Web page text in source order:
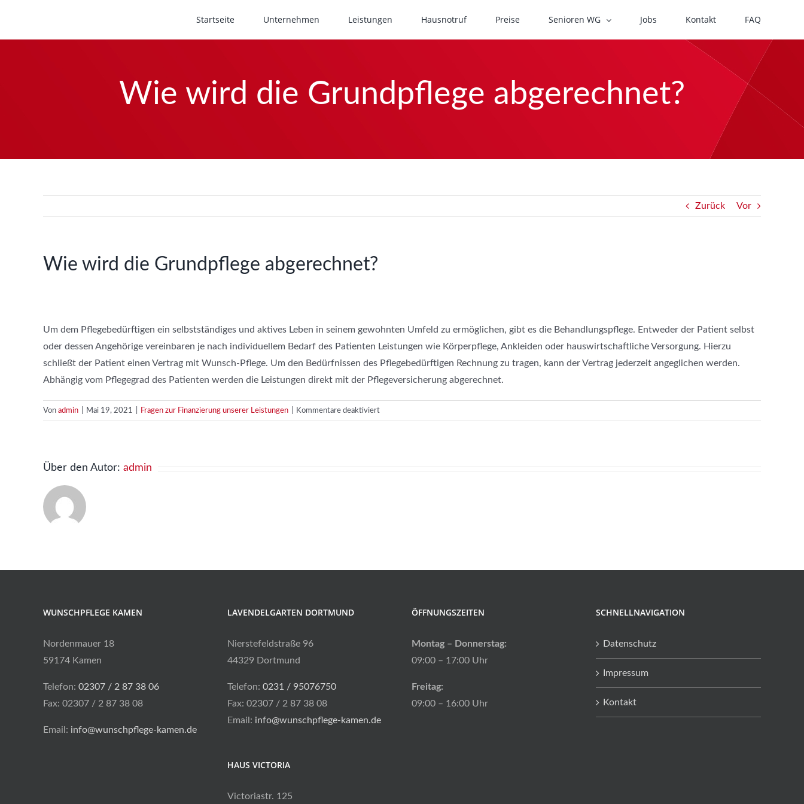
springen
Startseite Unternehmen Leistungen Hausnotruf Preise Senioren WG Jobs Kontakt FAQ
Wie wird die Grundpflege abgerechnet?
Zurück Vor
Wie wird die Grundpflege abgerechnet?
Um dem Pflegebedürftigen ein selbstständiges und aktives Leben in seinem gewohnten Umfeld zu ermöglichen, gibt es die Behandlungspflege. Entweder der Patient selbst
oder dessen Angehörige vereinbaren je nach individuellem Bedarf des Patienten Leistungen wie Körperpflege, Ankleiden oder hauswirtschaftliche Versorgung. Hierzu
schließt der Patient einen Vertrag mit Wunsch-Pflege. Um den Bedürfnissen des Pflegebedürftigen Rechnung zu tragen, kann der Vertrag jederzeit angeglichen werden.
Abhängig vom Pflegegrad des Patienten werden die Leistungen direkt mit der Pflegeversicherung abgerechnet.
Von admin Mai 19, 2021 Fragen zur Finanzierung unserer Leistungen Kommentare deaktiviertfür
Grundpflege
Über den Autor: admin
WUNSCHPFLEGE KAMEN
Nordenmauer 18
59174 Kamen
Telefon: 02307 / 2 87 38 06
Fax: 02307 / 2 87 38 08
Email: info@wunschpflege-kamen.de
LAVENDELGARTEN DORTMUND
Nierstefeldstraße 96
44329 Dortmund
Telefon: 0231 / 95076750
Fax: 02307 / 2 87 38 08
Email: info@wunschpflege-kamen.de
HAUS VICTORIA
Victoriastr. 125
ÖFFNUNGSZEITEN
Montag – Donnerstag:
09:00 – 17:00 Uhr
Freitag:
09:00 – 16:00 Uhr
SCHNELLNAVIGATION
Datenschutz
Impressum
Kontakt